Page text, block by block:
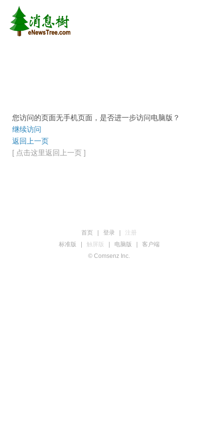
您访问的页面无手机页面，是否进一步访问电脑版？
继续访问
返回上一页
[ 点击这里返回上一页 ]
首页 登录
注册
标准版
触屏版 电脑版
客户端
© Comsenz Inc.